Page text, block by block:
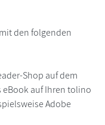
den folgenden
Shop auf dem
auf Ihren tolino
Adobe